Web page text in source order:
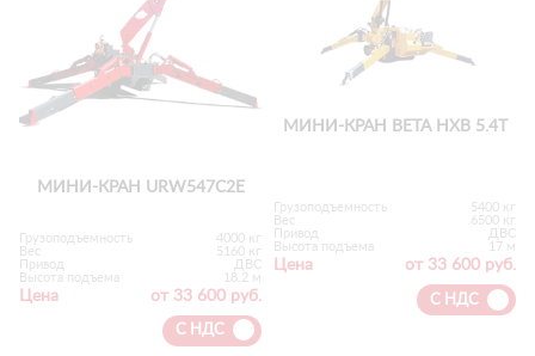
МИНИ-КРАН URW547C2E
Грузоподъемность
4000 кг
Вес
5160 кг
Привод
ДВС
Высота подъема
18.2 м
Цена от 33 600 руб.
С НДС
МИНИ-КРАН BETA HXB 5.4T
Грузоподъемность
5400 кг
Вес
6500 кг
Привод
ДВС
Высота подъема
17 м
Цена от 33 600 руб.
С НДС